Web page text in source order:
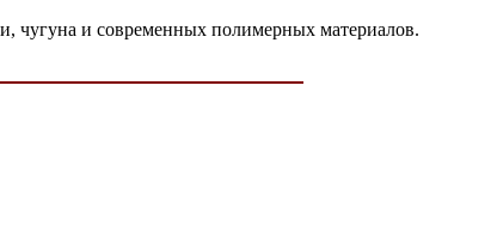
чугуна и современных полимерных материалов.